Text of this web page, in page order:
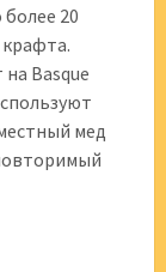
более 20
Basque
мед